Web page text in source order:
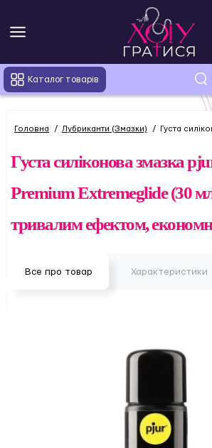
Каталог товарів
Головна Лубриканти (Змазки) Густа
Густа силіконова змазка
Premium Extremeglide (30
тривалим ефектом,
Все про товар Характеристики